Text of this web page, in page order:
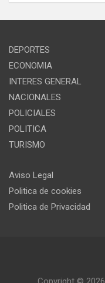
DEPORTES
ECONOMIA
INTERES GENERAL
NACIONALES
POLICIALES
POLITICA
TURISMO
Aviso Legal
Politica de cookies
Politica de Privacidad